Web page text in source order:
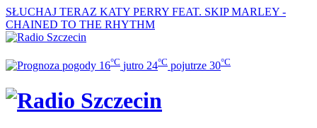
SŁUCHAJ TERAZ KATY PERRY FEAT. SKIP MARLEY -
CHAINED TO THE RHYTHM
16°C jutro 24°C pojutrze 30°C